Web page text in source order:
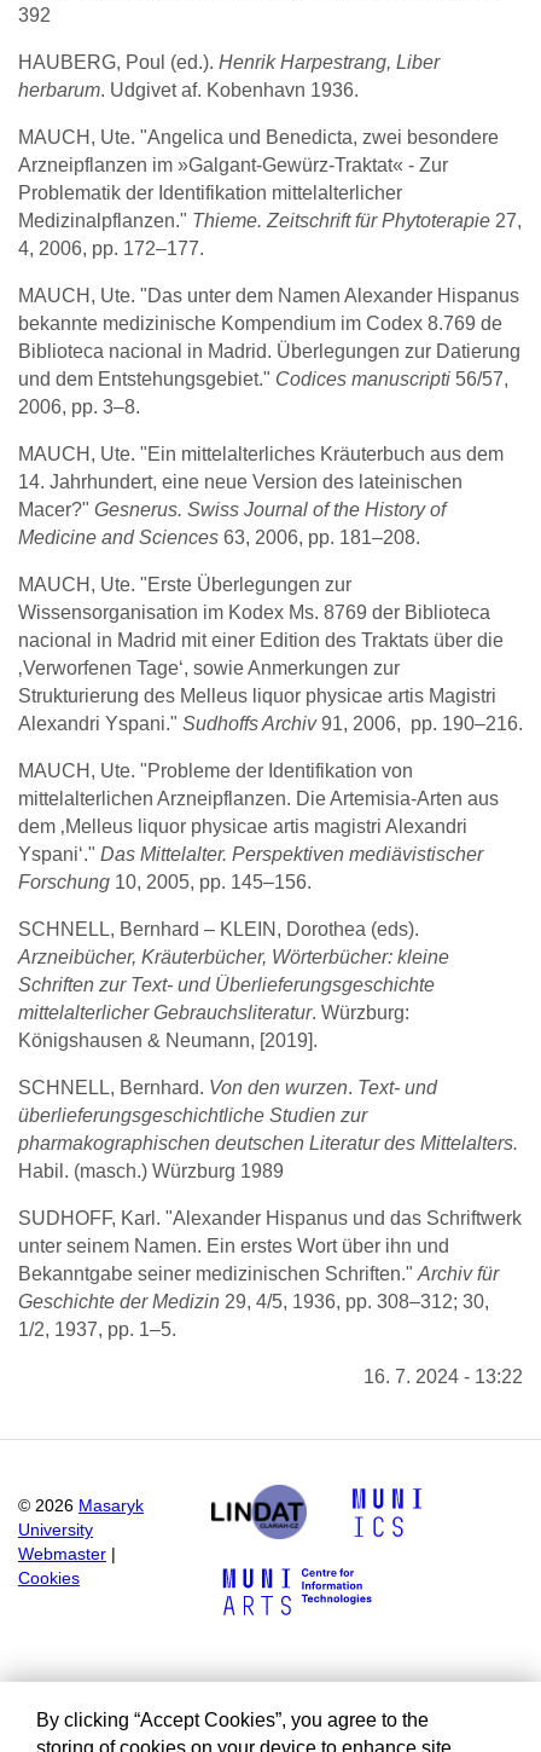
392
HAUBERG, Poul (ed.). Henrik Harpestrang, Liber
herbarum. Udgivet af. Kobenhavn 1936.
MAUCH, Ute. "Angelica und Benedicta, zwei besondere
Arzneipflanzen im »Galgant-Gewürz-Traktat« - Zur
Problematik der Identifikation mittelalterlicher
Medizinalpflanzen." Thieme. Zeitschrift für Phytoterapie 27,
4, 2006, pp. 172–177.
MAUCH, Ute. "Das unter dem Namen Alexander Hispanus
bekannte medizinische Kompendium im Codex 8.769 de
Biblioteca nacional in Madrid. Überlegungen zur Datierung
und dem Entstehungsgebiet." Codices manuscripti 56/57,
2006, pp. 3–8.
MAUCH, Ute. "Ein mittelalterliches Kräuterbuch aus dem
14. Jahrhundert, eine neue Version des lateinischen
Macer?" Gesnerus. Swiss Journal of the History of
Medicine and Sciences 63, 2006, pp. 181–208.
MAUCH, Ute. "Erste Überlegungen zur
Wissensorganisation im Kodex Ms. 8769 der Biblioteca
nacional in Madrid mit einer Edition des Traktats über die
‚Verworfenen Tage‘, sowie Anmerkungen zur
Strukturierung des Melleus liquor physicae artis Magistri
Alexandri Yspani." Sudhoffs Archiv91, 2006, pp. 190–216.
MAUCH, Ute. "Probleme der Identifikation von
mittelalterlichen Arzneipflanzen. Die Artemisia-Arten aus
dem ‚Melleus liquor physicae artis magistri Alexandri
Yspani‘." Das Mittelalter. Perspektiven mediävistischer
Forschung 10, 2005, pp. 145–156.
SCHNELL, Bernhard – KLEIN, Dorothea (eds).
Arzneibücher, Kräuterbücher, Wörterbücher: kleine
Schriften zur Text- und Überlieferungsgeschichte
mittelalterlicher Gebrauchsliteratur. Würzburg:
Königshausen & Neumann, [2019].
SCHNELL, Bernhard. Von den wurzen. Text- und
überlieferungsgeschichtliche Studien zur
pharmakographischen deutschen Literatur des Mittelalters.
Habil. (masch.) Würzburg 1989
SUDHOFF, Karl. "Alexander Hispanus und das Schriftwerk
unter seinem Namen. Ein erstes Wort über ihn und
Bekanntgabe seiner medizinischen Schriften." Archiv für
Geschichte der Medizin 29, 4/5, 1936, pp. 308–312; 30,
1/2, 1937, pp. 1–5.
16. 7. 2024 - 13:22
© 2026 Masaryk
University
Webmaster
Cookies
By clicking “Accept Cookies”, you agree to the
storing of cookies on your device to enhance site